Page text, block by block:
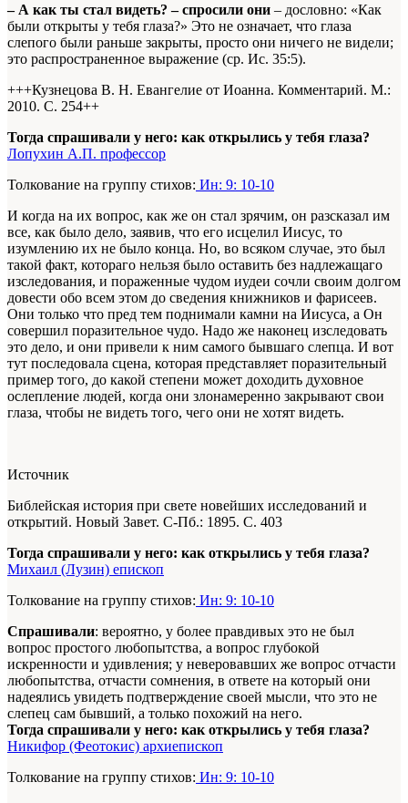
– А как ты стал видеть? – спросили они – дословно: «Как
были открыты у тебя глаза?» Это не означает, что глаза
слепого были раньше закрыты, просто они ничего не видели;
это распространенное выражение (ср. Ис. 35:5).
+++Кузнецова В. Н. Евангелие от Иоанна. Комментарий. М.:
2010. С. 254++
Тогда спрашивали у него: как открылись у тебя глаза?
Лопухин А.П. профессор
Толкование на группу стихов: Ин: 9: 10-10
И когда на их вопрос, как же он стал зрячим, он разсказал им
все, как было дело, заявив, что его исцелил Иисус, то
изумлению их не было конца. Но, во всяком случае, это был
такой факт, котораго нельзя было оставить без надлежащаго
изследования, и пораженные чудом иудеи сочли своим долгом
довести обо всем этом до сведения книжников и фарисеев.
Они только что пред тем поднимали камни на Иисуса, а Он
совершил поразительное чудо. Надо же наконец изследовать
это дело, и они привели к ним самого бывшаго слепца. И вот
тут последовала сцена, которая представляет поразительный
пример того, до какой степени может доходить духовное
ослепление людей, когда они злонамеренно закрывают свои
глаза, чтобы не видеть того, чего они не хотят видеть.
Источник
Библейская история при свете новейших исследований и
открытий. Новый Завет. С-Пб.: 1895. С. 403
Тогда спрашивали у него: как открылись у тебя глаза?
Михаил (Лузин) епископ
Толкование на группу стихов: Ин: 9: 10-10
Спрашивали: вероятно, у более правдивых это не был
вопрос простого любопытства, а вопрос глубокой
искренности и удивления; у неверовавших же вопрос отчасти
любопытства, отчасти сомнения, в ответе на который они
надеялись увидеть подтверждение своей мысли, что это не
слепец сам бывший, а только похожий на него.
Тогда спрашивали у него: как открылись у тебя глаза?
Никифор (Феотокис) архиепископ
Толкование на группу стихов: Ин: 9: 10-10